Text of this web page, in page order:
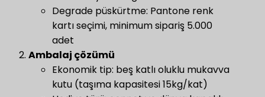
Degrade püskürtme: Pantone renk
kartı seçimi, minimum sipariş 5.000
adet
​Ambalaj çözümü​
Ekonomik tip: beş katlı oluklu mukavva
kutu (taşıma kapasitesi 15kg/kat)